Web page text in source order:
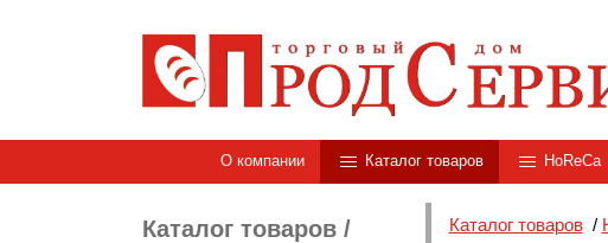
О компании Каталог товаров HoReCa
Каталог товаров/
Каталог товаров/